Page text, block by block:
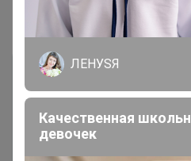
Показаны
ЛЕНУSЯ
Качественная
девочек